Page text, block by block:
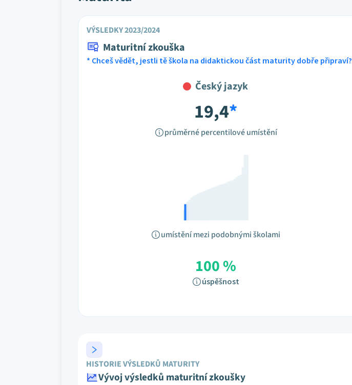
VÝSLEDKY 2023/2024
Maturitní zkouška
* Chceš vědět, jestli tě škola na didaktickou část maturity dobře připraví?
Český jazyk
19,4*
průměrné percentilové umístění
umístění mezi podobnými školami
100 %
úspěšnost
HISTORIE VÝSLEDKŮ MATURITY
Vývoj výsledků maturitní zkoušky